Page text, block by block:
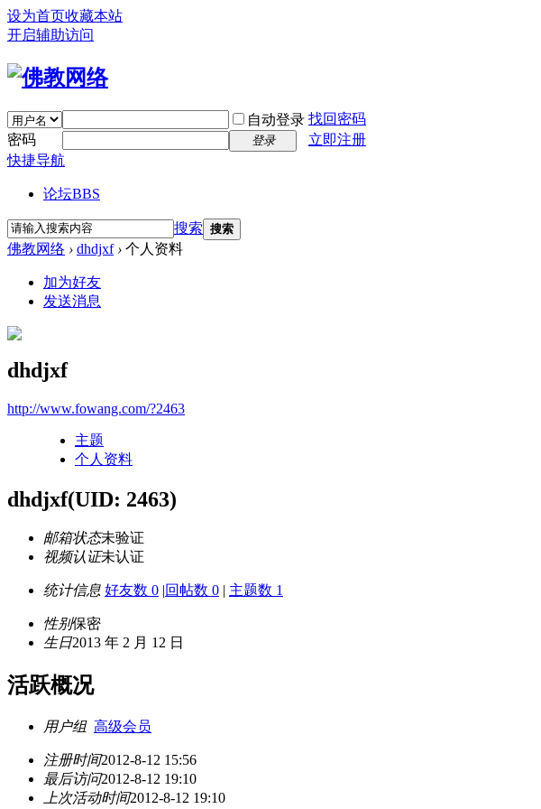
设为首页收藏本站
开启辅助访问
自动登录 找回密码
密码
登录
立即注册
快捷导航
论坛BBS
搜索 搜索
佛教网络 › dhdjxf › 个人资料
加为好友
发送消息
dhdjxf
http://www.fowang.com/?2463
主题
个人资料
dhdjxf(UID: 2463)
邮箱状态未验证
视频认证未认证
统计信息 好友数 0 |回帖数 0 | 主题数 1
性别保密
生日2013 年 2 月 12 日
活跃概况
用户组 高级会员
注册时间2012-8-12 15:56
最后访问2012-8-12 19:10
上次活动时间2012-8-12 19:10